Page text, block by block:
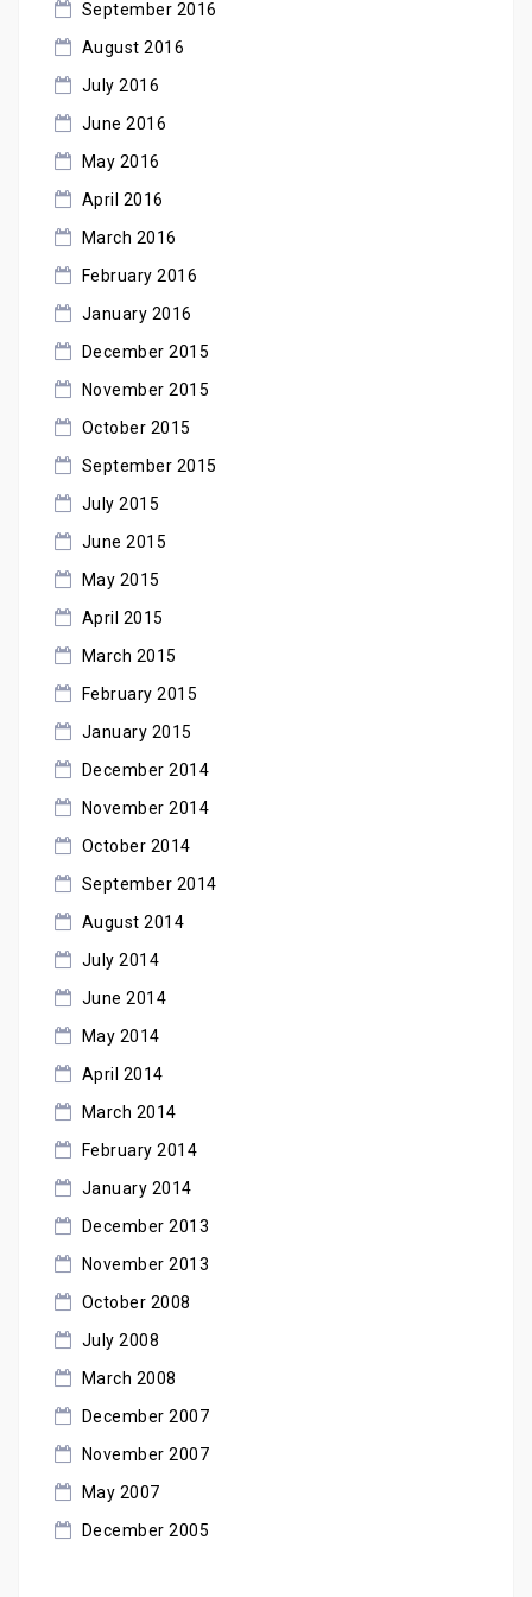
September 2016
August 2016
July 2016
June 2016
May 2016
April 2016
March 2016
February 2016
January 2016
December 2015
November 2015
October 2015
September 2015
July 2015
June 2015
May 2015
April 2015
March 2015
February 2015
January 2015
December 2014
November 2014
October 2014
September 2014
August 2014
July 2014
June 2014
May 2014
April 2014
March 2014
February 2014
January 2014
December 2013
November 2013
October 2008
July 2008
March 2008
December 2007
November 2007
May 2007
December 2005